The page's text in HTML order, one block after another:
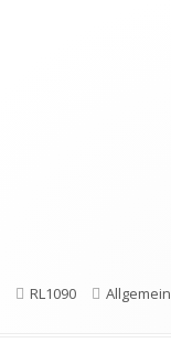
Autor
RL1090 Kategorien
Allgemein